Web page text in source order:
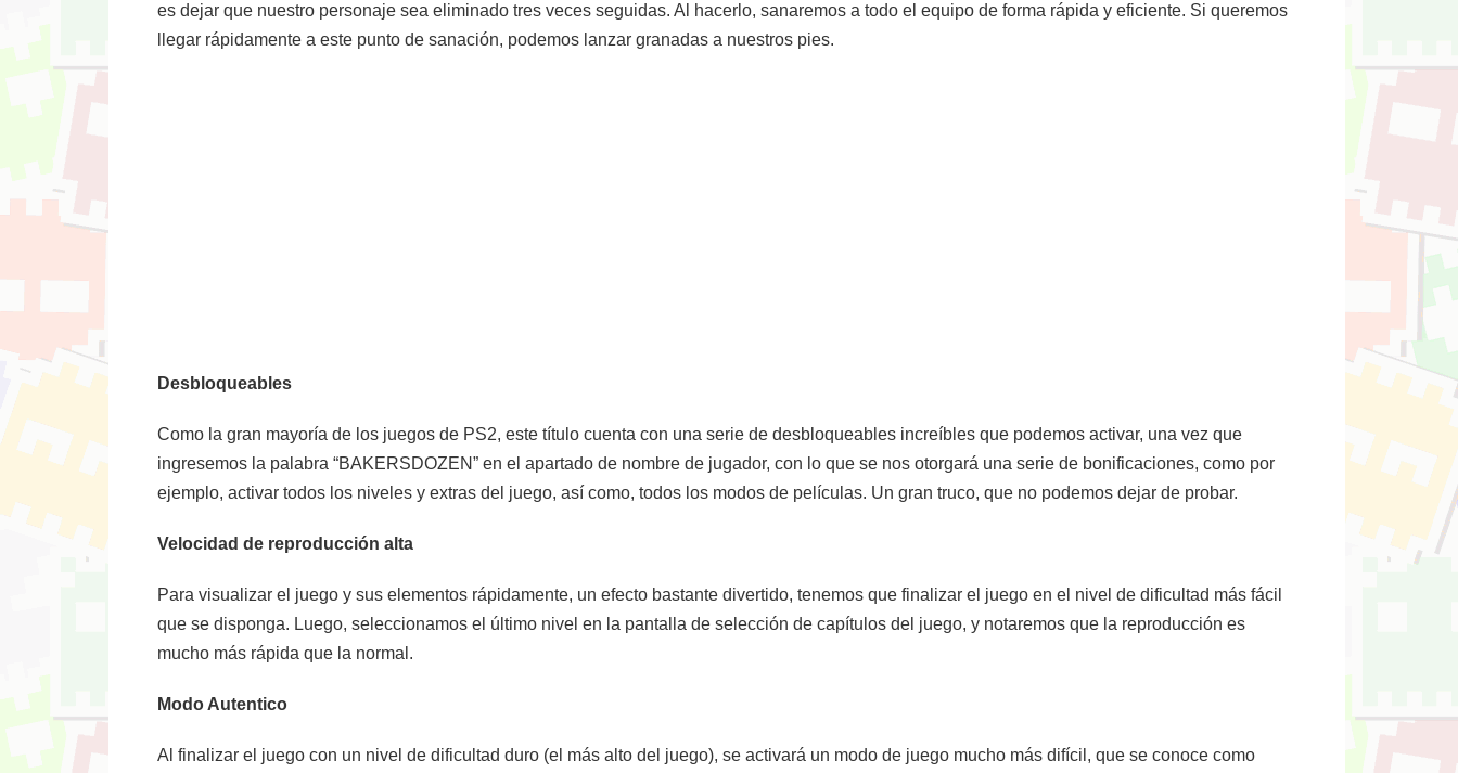
es dejar que nuestro personaje sea eliminado tres veces seguidas. Al hacerlo, sanaremos a todo el equipo de forma rápida y eficiente. Si queremos
llegar rápidamente a este punto de sanación, podemos lanzar granadas a nuestros pies.
Desbloqueables
Como la gran mayoría de los juegos de PS2, este título cuenta con una serie de desbloqueables increíbles que podemos activar, una vez que
ingresemos la palabra “BAKERSDOZEN” en el apartado de nombre de jugador, con lo que se nos otorgará una serie de bonificaciones, como por
ejemplo, activar todos los niveles y extras del juego, así como, todos los modos de películas. Un gran truco, que no podemos dejar de probar.
Velocidad de reproducción alta
Para visualizar el juego y sus elementos rápidamente, un efecto bastante divertido, tenemos que finalizar el juego en el nivel de dificultad más fácil
que se disponga. Luego, seleccionamos el último nivel en la pantalla de selección de capítulos del juego, y notaremos que la reproducción es
mucho más rápida que la normal.
Modo Autentico
Al finalizar el juego con un nivel de dificultad duro (el más alto del juego), se activará un modo de juego mucho más difícil, que se conoce como